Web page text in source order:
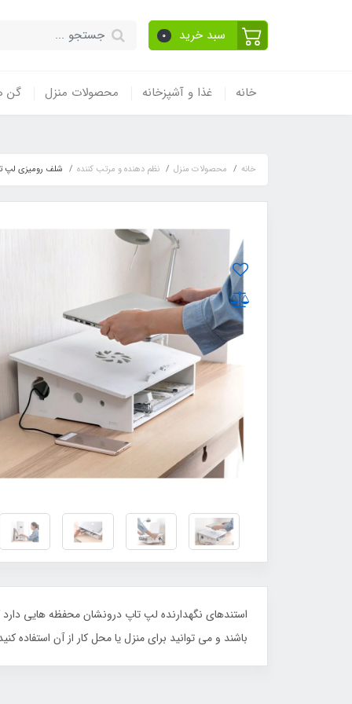
سبد خرید 0
خانه غذا و آشپزخانه محصولات منزل گن
خانه محصولات منزل نظم دهنده و مرتب کننده شلف رومیزی لپ
استندهای نگهدارنده لپ تاپ درونشان محفظه هایی
باشند و می توانید برای منزل یا محل کار از آن استفاده